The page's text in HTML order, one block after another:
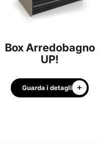
Box Arredobagno
UP!
Guarda i detagli